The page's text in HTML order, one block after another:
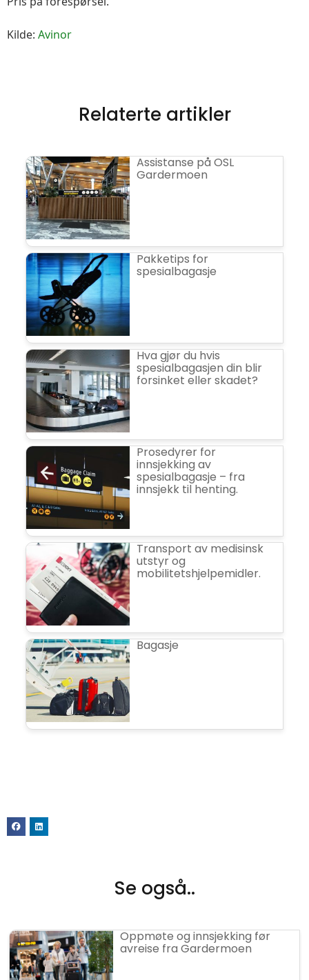
Kilde: Avinor
Relaterte artikler
Assistanse på OSL
Gardermoen
Pakketips for
spesialbagasje
Hva gjør du hvis
spesialbagasjen din blir
forsinket eller skadet?
Prosedyrer for
innsjekking av
spesialbagasje – fra
innsjekk til henting.
Transport av medisinsk
utstyr og
mobilitetshjelpemidler.
Bagasje
Se også..
Oppmøte og innsjekking før
avreise fra Gardermoen